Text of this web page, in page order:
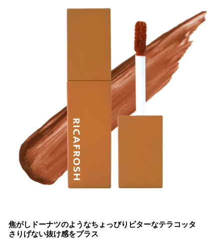
焦がしドーナツのようなちょっぴりビターなテラコッタ
さりげない抜け感をプラス